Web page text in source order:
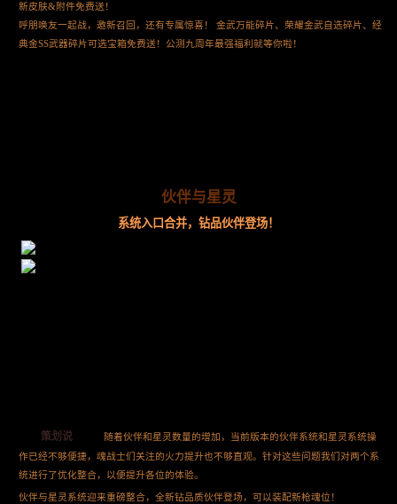
新皮肤&附件免费送！
呼朋唤友一起战，邀新召回，还有专属惊喜！ 金武万能碎片、荣耀金武自选碎片、经
典金SS武器碎片可选宝箱免费送！公测九周年最强福利就等你啦！
伙伴与星灵
系统入口合并，钻品伙伴登场！
策划说
随着伙伴和星灵数量的增加，当前版本的伙伴系统和星灵系统操
作已经不够便捷，魂战士们关注的火力提升也不够直观。针对这些问题我们对两个系
统进行了优化整合，以便提升各位的体验。
伙伴与星灵系统迎来重磅整合，全新钻品质伙伴登场，可以装配新枪魂位！